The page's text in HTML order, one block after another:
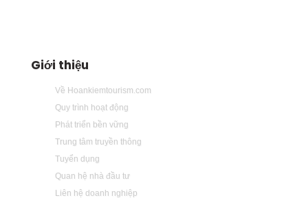
Giới thiệu
Về Hoankiemtourism.com
Quy trình hoạt động
Phát triển bền vững
Trung tâm truyền thông
Tuyển dụng
Quan hệ nhà đầu tư
Liên hệ doanh nghiệp